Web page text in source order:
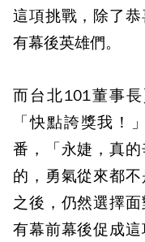
這項挑戰，除了
有幕後英雄們。
而台北101董事
「快點誇獎我！
番，「永婕，真
的，勇氣從來都
之後，仍然選擇
有幕前幕後促成